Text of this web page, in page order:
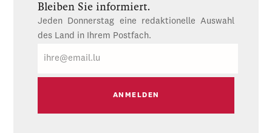
Bleiben Sie informiert.
Jeden Donnerstag eine redaktionelle Auswahl
des Land in Ihrem Postfach.
Mail